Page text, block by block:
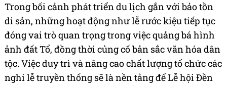
Trong bối cảnh phát triển du lịch gắn với bảo tồn
di sản, những hoạt động như lễ rước kiệu tiếp tục
đóng vai trò quan trọng trong việc quảng bá hình
ảnh đất Tổ, đồng thời củng cố bản sắc văn hóa dân
tộc. Việc duy trì và nâng cao chất lượng tổ chức các
nghi lễ truyền thống sẽ là nền tảng để Lễ hội Đền